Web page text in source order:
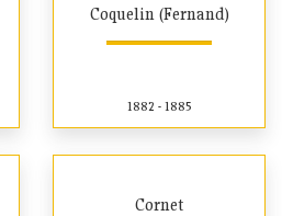
Coquelin (Fernand)
1882 - 1885
Cornet